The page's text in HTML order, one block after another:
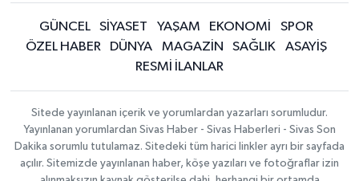
GÜNCEL SİYASET YAŞAM EKONOMİ
SPOR
ÖZEL HABER
DÜNYA MAGAZİN SAĞLIK
ASAYİŞ
RESMİ İLANLAR
Sitede yayınlanan içerik ve yorumlardan yazarları sorumludur.
Yayınlanan yorumlardan Sivas Haber - Sivas Haberleri - Sivas Son
Dakika sorumlu tutulamaz. Sitedeki tüm harici linkler ayrı bir sayfada
açılır. Sitemizde yayınlanan haber, köşe yazıları ve fotoğraflar izin